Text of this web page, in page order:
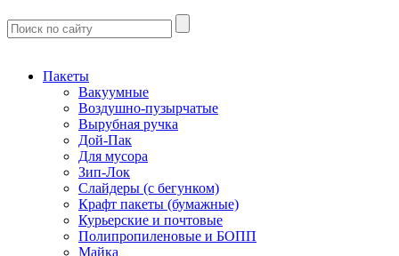
Пакеты
Вакуумные
Воздушно-пузырчатые
Вырубная ручка
Дой-Пак
Для мусора
Зип-Лок
Слайдеры (с бегунком)
Крафт пакеты (бумажные)
Курьерские и почтовые
Полипропиленовые и БОПП
Майка